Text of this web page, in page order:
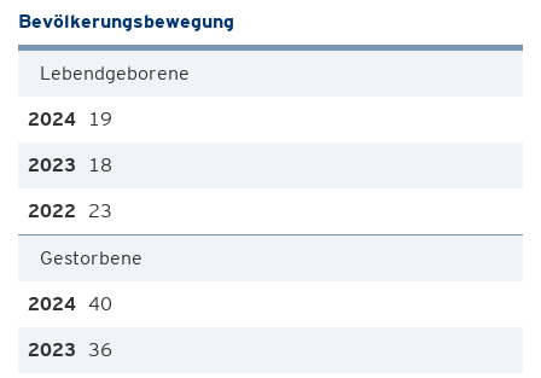
Bevölkerungsbewegung
Lebendgeborene
19
18
23
Gestorbene
40
36